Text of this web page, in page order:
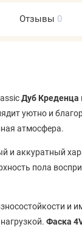
Отзывы 0
Дуб Креденца
уютно и
атмосфера.
и аккуратный
пола
и
Фаска